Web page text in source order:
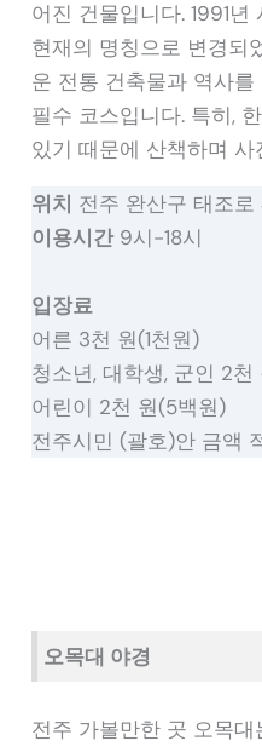
어진 건물입니다. 1991년
현재의 명칭으로 변경되
운 전통 건축물과 역사
필수 코스입니다. 특히,
있기 때문에 산책하며
위치 전주 완산구 태조로
이용시간9시-18시
입장료
어른 3천 원(1천원)
청소년, 대학생, 군인 2천
어린이 2천 원(5백원)
전주시민 (괄호)안 금액
오목대 야경
전주 가볼만한 곳 오목